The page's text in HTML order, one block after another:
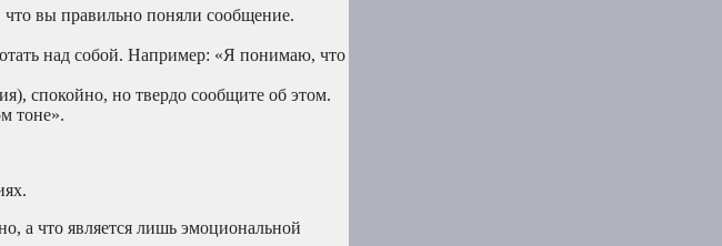
вы правильно поняли сообщение.
над собой. Например: «Я понимаю, что
спокойно, но твердо сообщите об этом.
тоне».
а что является лишь эмоциональной